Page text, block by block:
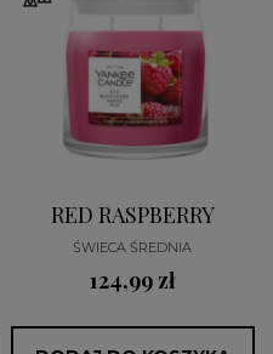
RED RASPBERRY
ŚWIECA ŚREDNIA
124,99 zł